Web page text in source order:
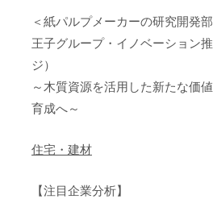
＜紙パルプメーカーの研究開発
王子グループ・イノベーション
ジ）
～木質資源を活用した新たな価
育成へ～
住宅・建材
【注目企業分析】